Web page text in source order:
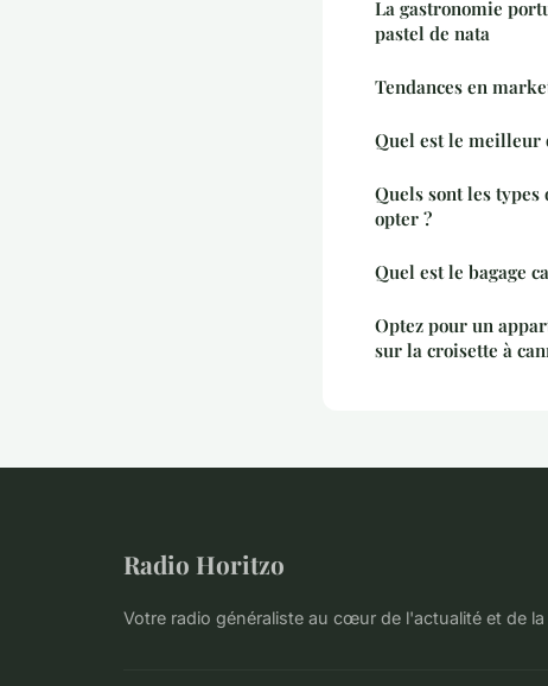
La gastronomie
pastel de nata
Tendances en
Quel est le meilleur
Quels sont les
opter ?
Quel est le bagage
Optez pour un
sur la croisette à
Radio Horitzo
Votre radio généraliste au cœur de l'actualité et de